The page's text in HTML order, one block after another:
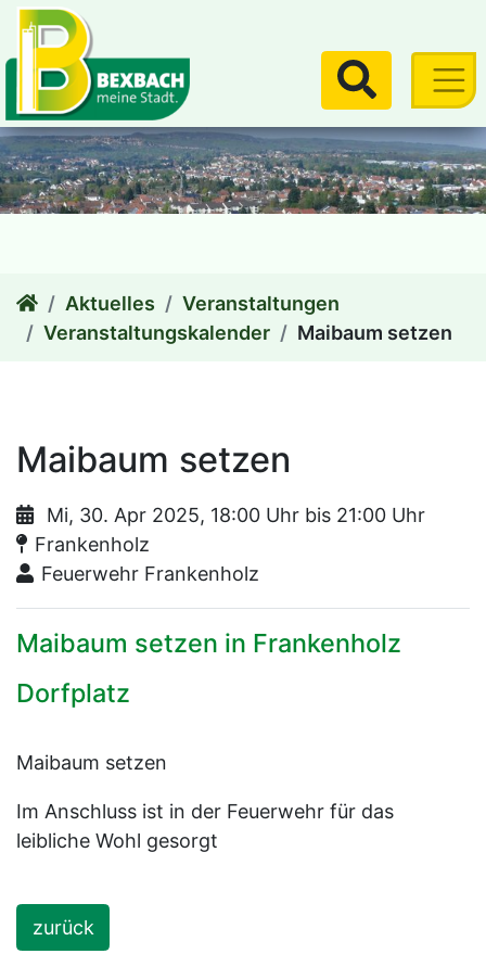
zum Inhalt
Suchen
Aktuelles
Veranstaltungen
Veranstaltungskalender
Maibaum setzen
Maibaum setzen
Mi, 30. Apr 2025, 18:00 Uhr bis 21:00 Uhr
Ort:
Frankenholz
Organisator:
Feuerwehr Frankenholz
Maibaum setzen in Frankenholz
Dorfplatz
Maibaum setzen
Im Anschluss ist in der Feuerwehr für das
leibliche Wohl gesorgt
zurück